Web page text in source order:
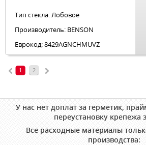
Тип стекла: Лобовое
Производитель: BENSON
Еврокод: 8429AGNCHMUVZ
1 2
У нас нет доплат за герметик,
переустановку крепежа
Все расходные материалы
производства: